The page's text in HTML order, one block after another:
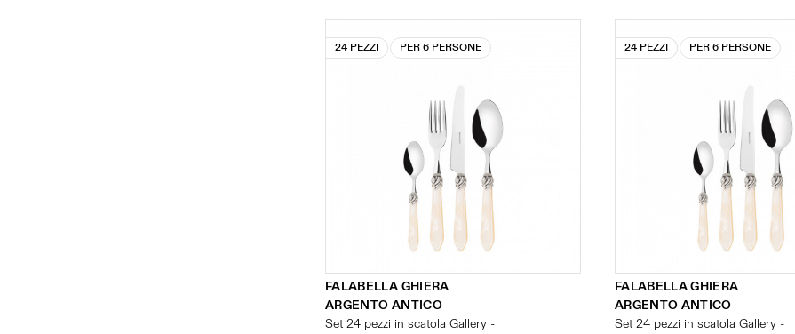
24 PEZZI PER 6 PERSONE
FALABELLA GHIERA
ARGENTO ANTICO
Set 24 pezzi in scatola Gallery -
24 PEZZI PER 6 PERSONE
FALABELLA GHIERA
ARGENTO ANTICO
Set 24 pezzi in scatola Gallery -